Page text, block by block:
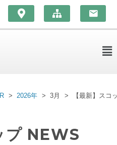
2026年 3月 【最新】スコ
プ NEWS